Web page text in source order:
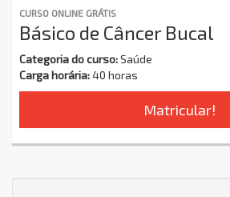
CURSO ONLINE GRÁTIS
Básico de Câncer Bucal
Categoria do curso:Saúde
Carga horária:40 horas
Matricular!